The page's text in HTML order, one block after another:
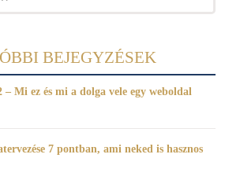
BEJEGYZÉSEK
– Mi ez és mi a dolga vele egy weboldal
7 pontban, ami neked is hasznos